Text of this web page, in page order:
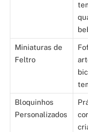
Miniaturas de
Feltro
Bloquinhos
Personalizados